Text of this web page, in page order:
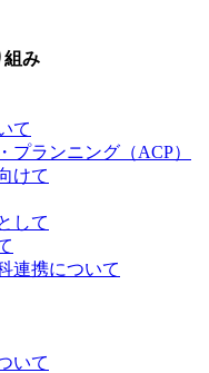
組み
て
プランニング（ACP）
けて
して
連携について
いて